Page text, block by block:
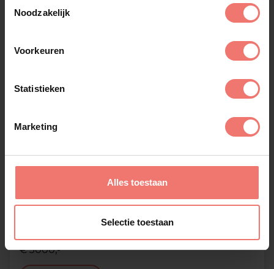
Noodzakelijk
Voorkeuren
Statistieken
Marketing
Alles toestaan
Selectie toestaan
€ 5000,-